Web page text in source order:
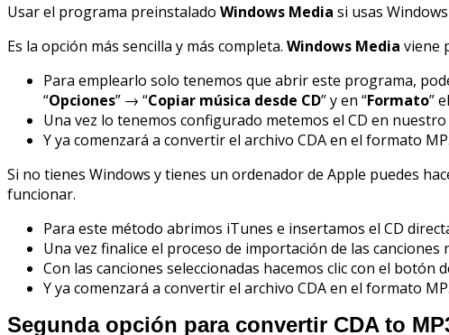
Usar el programa preinstalado Windows Media si usas
Es la opción más sencilla y más completa. Windows Media viene
Para emplearlo solo tenemos que abrir este programa,
“Opciones” → “Copiar música desde CD” y en “Formato”
Una vez lo tenemos configurado metemos el CD en
Y ya comenzará a convertir el archivo CDA en el formato
Si no tienes Windows y tienes un ordenador de Apple puedes
funcionar.
Para este método abrimos iTunes e insertamos el CD
Una vez finalice el proceso de importación de las
Con las canciones seleccionadas hacemos clic con el botón
Y ya comenzará a convertir el archivo CDA en el formato
Segunda opción para convertir CDA to